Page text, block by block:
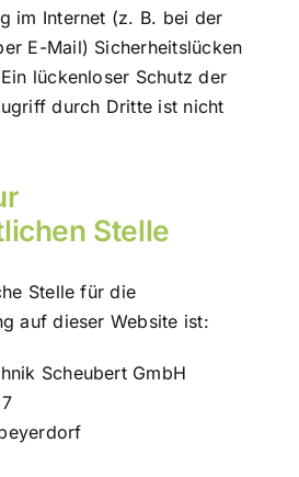
im Internet (z. B. bei der
E-Mail) Sicherheitslücken
lückenloser Schutz der
durch Dritte ist nicht
Stelle
Stelle für die
auf dieser Website ist:
Scheubert GmbH